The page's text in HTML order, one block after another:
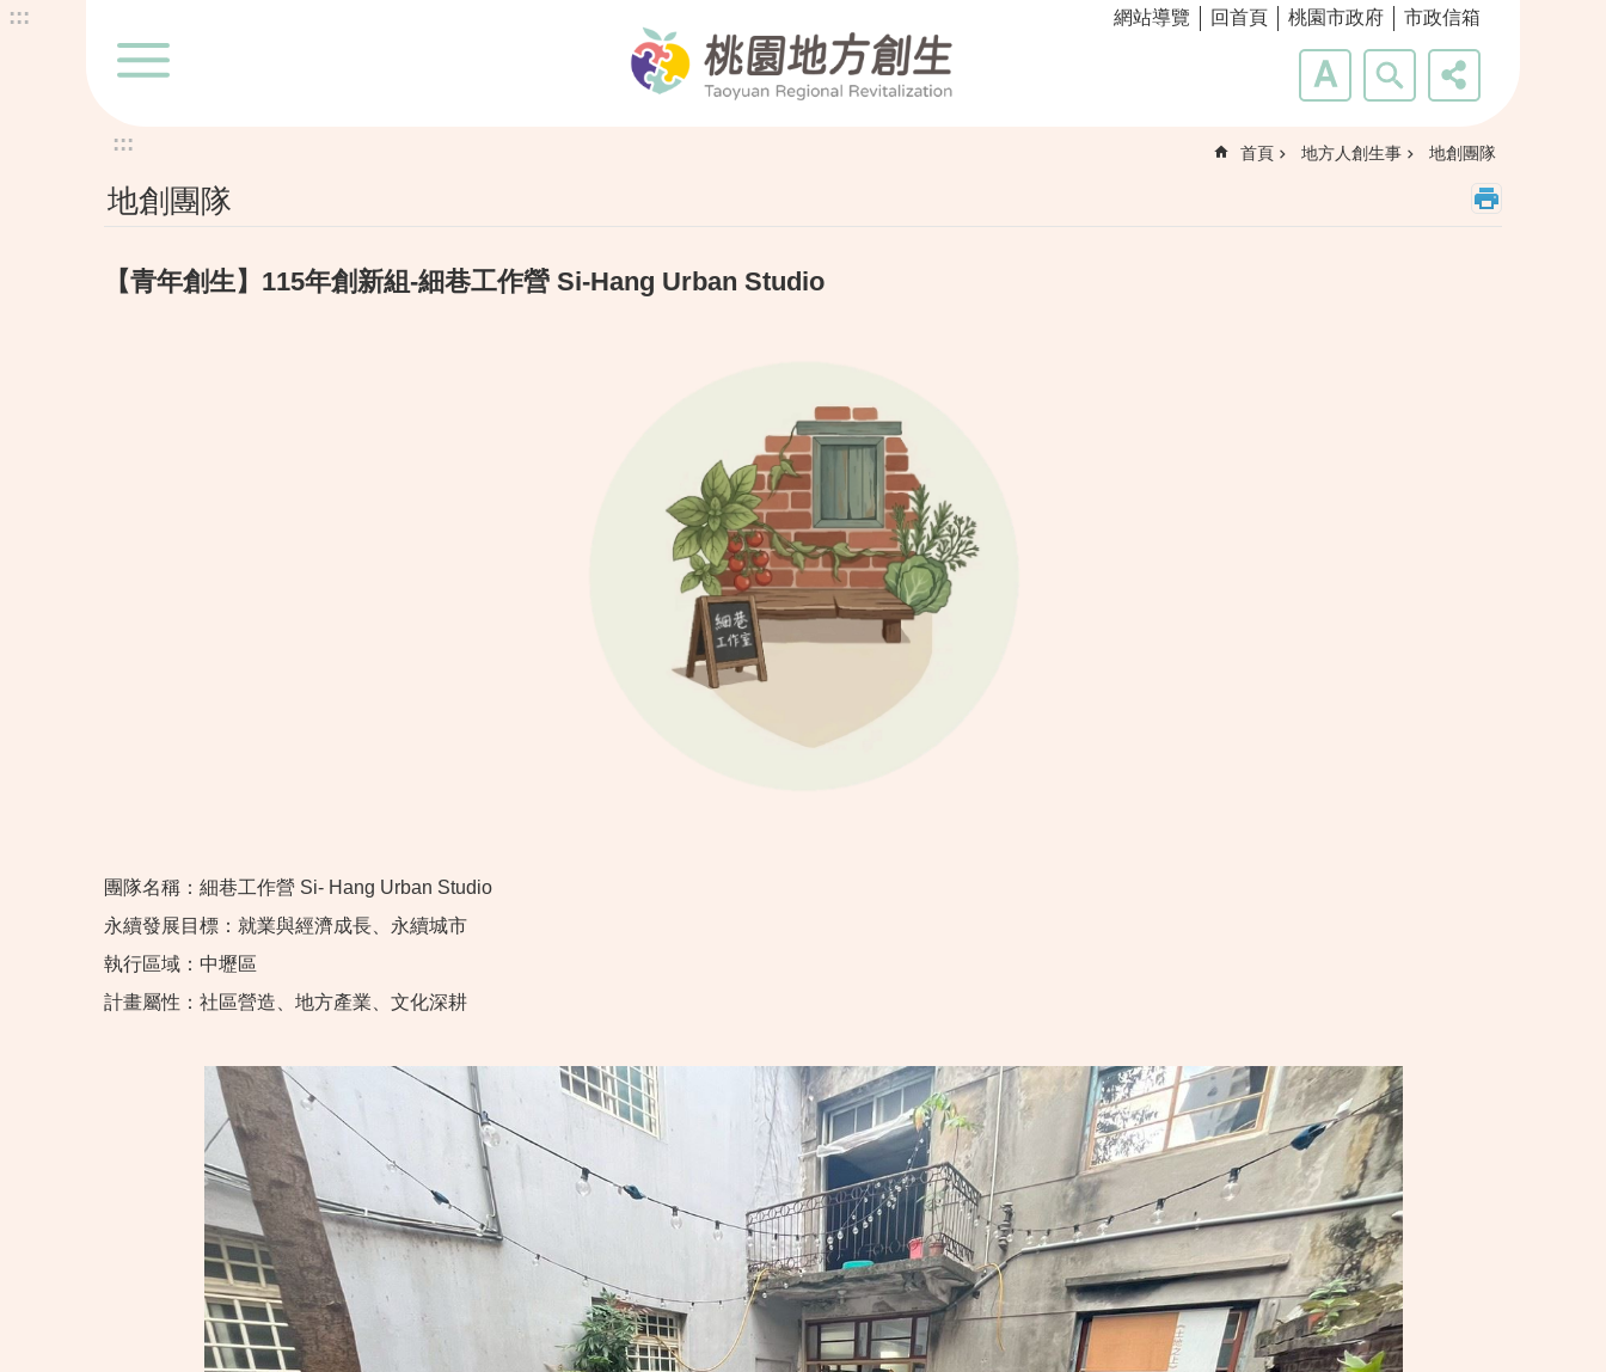
跳到主要內容區塊
::: 網站導覽 回首頁 桃園市政府 市政信箱
::: 首頁 地方人創生事 地創團隊
地創團隊
【青年創生】115年創新組-細巷工作營 Si-Hang Urban Studio
團隊名稱：細巷工作營 Si- Hang Urban Studio
永續發展目標：就業與經濟成長、永續城市
執行區域：中壢區
計畫屬性：社區營造、地方產業、文化深耕